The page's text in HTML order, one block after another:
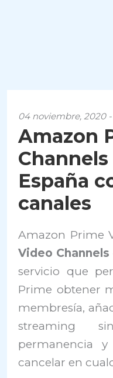
04 noviembre, 2020
Amazon
España
canales
Amazon Prime
Video Channels
servicio que
Prime obtener
membresía,
streaming
permanencia
cancelar en